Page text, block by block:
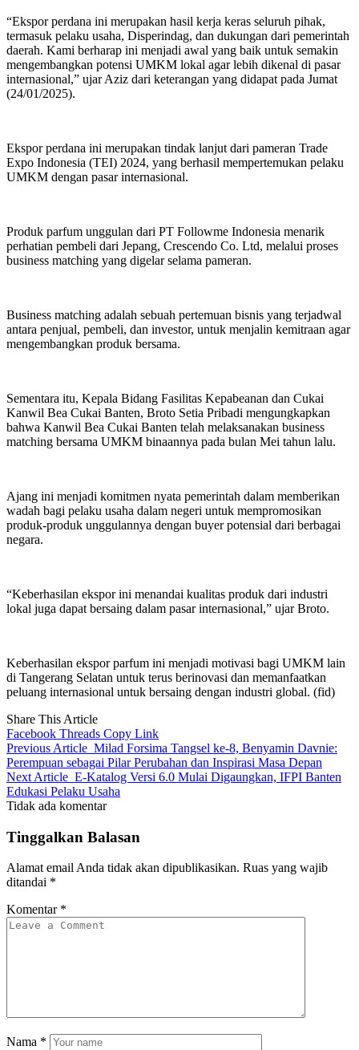
“Ekspor perdana ini merupakan hasil kerja keras seluruh pihak,
termasuk pelaku usaha, Disperindag, dan dukungan dari pemerintah
daerah. Kami berharap ini menjadi awal yang baik untuk semakin
mengembangkan potensi UMKM lokal agar lebih dikenal di pasar
internasional,” ujar Aziz dari keterangan yang didapat pada Jumat
(24/01/2025).
Ekspor perdana ini merupakan tindak lanjut dari pameran Trade
Expo Indonesia (TEI) 2024, yang berhasil mempertemukan pelaku
UMKM dengan pasar internasional.
Produk parfum unggulan dari PT Followme Indonesia menarik
perhatian pembeli dari Jepang, Crescendo Co. Ltd, melalui proses
business matching yang digelar selama pameran.
Business matching adalah sebuah pertemuan bisnis yang terjadwal
antara penjual, pembeli, dan investor, untuk menjalin kemitraan agar
mengembangkan produk bersama.
Sementara itu, Kepala Bidang Fasilitas Kepabeanan dan Cukai
Kanwil Bea Cukai Banten, Broto Setia Pribadi mengungkapkan
bahwa Kanwil Bea Cukai Banten telah melaksanakan business
matching bersama UMKM binaannya pada bulan Mei tahun lalu.
Ajang ini menjadi komitmen nyata pemerintah dalam memberikan
wadah bagi pelaku usaha dalam negeri untuk mempromosikan
produk-produk unggulannya dengan buyer potensial dari berbagai
negara.
“Keberhasilan ekspor ini menandai kualitas produk dari industri
lokal juga dapat bersaing dalam pasar internasional,” ujar Broto.
Keberhasilan ekspor parfum ini menjadi motivasi bagi UMKM lain
di Tangerang Selatan untuk terus berinovasi dan memanfaatkan
peluang internasional untuk bersaing dengan industri global. (fid)
Share This Article
Facebook Threads Copy Link
Previous Article Milad Forsima Tangsel ke-8, Benyamin Davnie:
Perempuan sebagai Pilar Perubahan dan Inspirasi Masa Depan
Next Article E-Katalog Versi 6.0 Mulai Digaungkan, IFPI Banten
Edukasi Pelaku Usaha
Tidak ada komentar
Tinggalkan Balasan
Alamat email Anda tidak akan dipublikasikan. Ruas yang wajib
ditandai *
Komentar *
Nama *